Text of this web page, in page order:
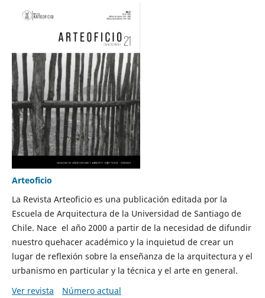
Arteoficio
La Revista Arteoficio es una publicación editada por la
Escuela de Arquitectura de la Universidad de Santiago de
Chile. Nace el año 2000 a partir de la necesidad de difundir
nuestro quehacer académico y la inquietud de crear un
lugar de reflexión sobre la enseñanza de la arquitectura y el
urbanismo en particular y la técnica y el arte en general.
Ver revista
Número actual